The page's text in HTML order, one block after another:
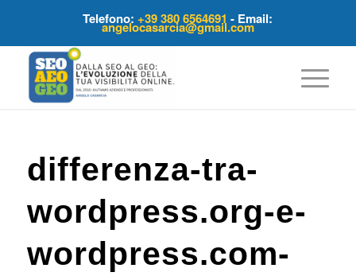
Telefono:+39 380 6564691 - Email:
angelocasarcia@gmail.com
differenza-tra-
wordpress.org-e-
wordpress.com-